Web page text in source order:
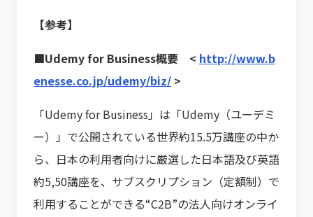
【参考】
■Udemy for Business概要 < http://www.b
enesse.co.jp/udemy/biz/ >
「Udemy for Business」は「Udemy（ユーデミ
ー）」で公開されている世界約15.5万講座の中か
ら、日本の利用者向けに厳選した日本語及び英語
約5,50講座を、サブスクリプション（定額制）で
利用することができる“C2B”の法人向けオンライ